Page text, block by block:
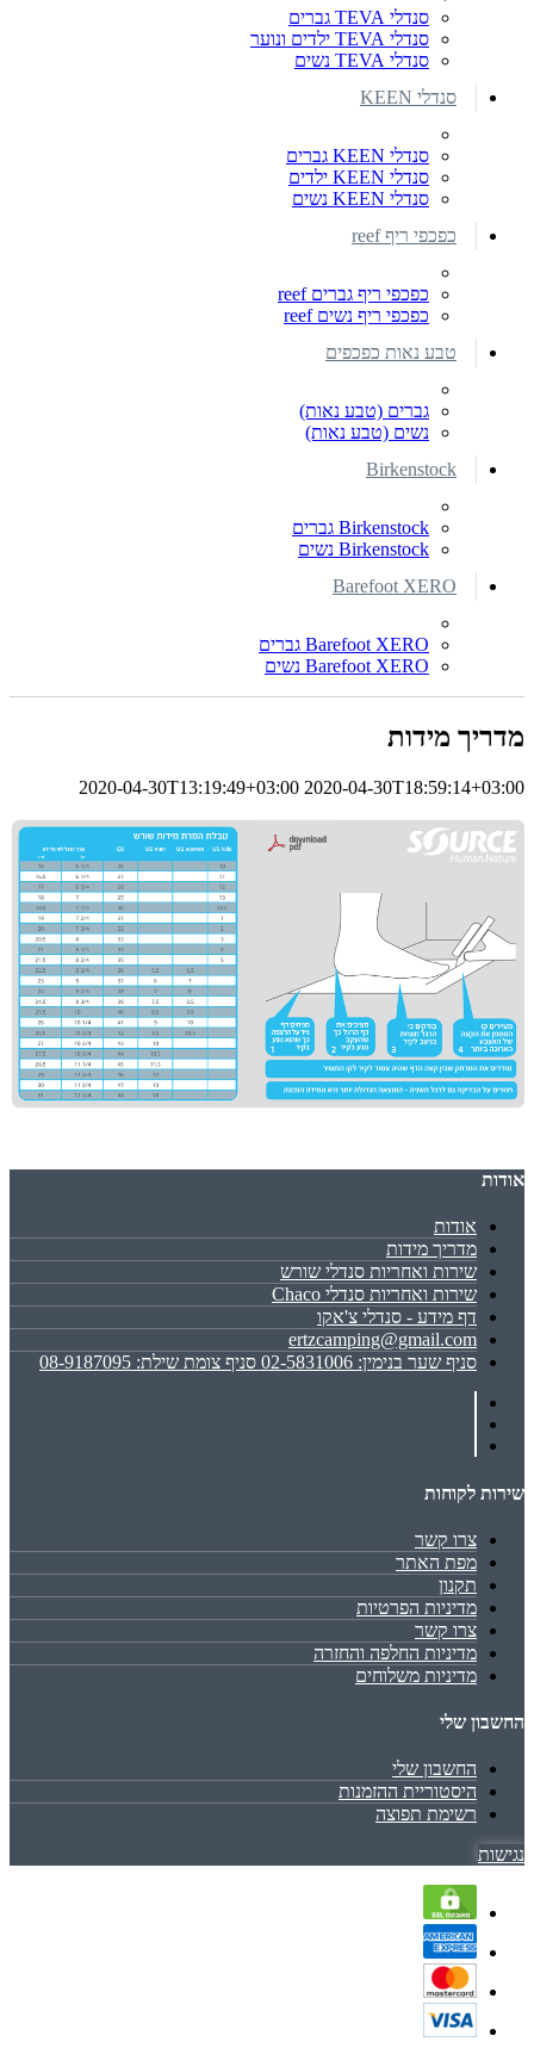
סנדלי TEVA גברים
סנדלי TEVA ילדים ונוער
סנדלי TEVA נשים
סנדלי KEEN
סנדלי KEEN גברים
סנדלי KEEN ילדים
סנדלי KEEN נשים
כפכפי ריף reef
כפכפי ריף גברים reef
כפכפי ריף נשים reef
טבע נאות כפכפים
גברים (טבע נאות)
נשים (טבע נאות)
Birkenstock
Birkenstock גברים
Birkenstock נשים
Barefoot XERO
Barefoot XERO גברים
Barefoot XERO נשים
מדריך מידות
2020-04-30T13:19:49+03:00 2020-04-30T18:59:14+03:00
אודות
אודות
מדריך מידות
שירות ואחריות סנדלי שורש
שירות ואחריות סנדלי Chaco
דף מידע - סנדלי צ'אקו
ertzcamping@gmail.com
סניף שער בנימין: 02-5831006 סניף צומת שילת: 08-9187095
שירות לקוחות
צרו קשר
מפת האתר
תקנון
מדיניות הפרטיות
צרו קשר
מדיניות החלפה והחזרה
מדיניות משלוחים
החשבון שלי
החשבון שלי
היסטוריית ההזמנות
רשימת תפוצה
נגישות